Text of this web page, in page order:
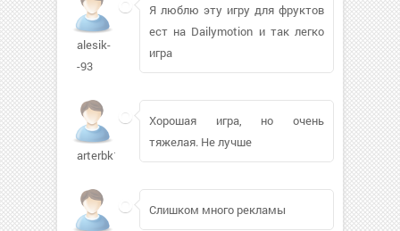
alesik-
-93
Я люблю эту игру для фруктов
ест на Dailymotion и так легко
игра
arterbk165
Хорошая игра, но очень
тяжелая. Не лучше
Слишком много рекламы